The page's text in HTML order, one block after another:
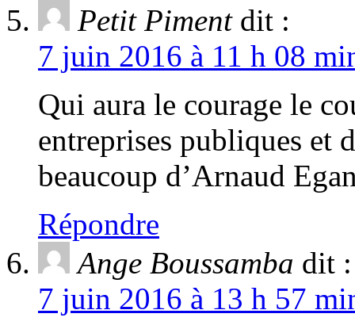
Petit Piment dit :
7 juin 2016 à 11 h 08
Qui aura le courage le
entreprises publiques et
beaucoup d’Arnaud
Répondre
Ange Boussamba dit :
7 juin 2016 à 13 h 57